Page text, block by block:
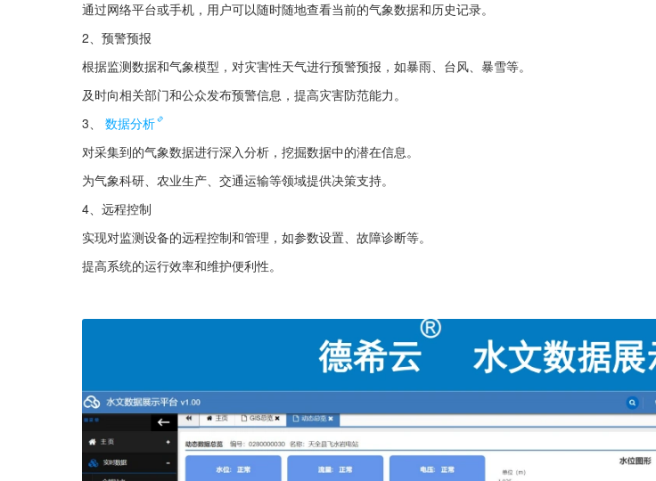
通过网络平台或手机，用户可以随时随地查看当前的气象数据和历史记录。
2、预警预报
根据监测数据和气象模型，对灾害性天气进行预警预报，如暴雨、台风、暴雪等。
及时向相关部门和公众发布预警信息，提高灾害防范能力。
3、
数据分析
对采集到的气象数据进行深入分析，挖掘数据中的潜在信息。
为气象科研、农业生产、交通运输等领域提供决策支持。
4、远程控制
实现对监测设备的远程控制和管理，如参数设置、故障诊断等。
提高系统的运行效率和维护便利性。